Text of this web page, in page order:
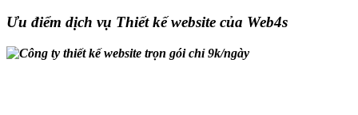
Ưu điểm dịch vụ Thiết kế website của Web4s